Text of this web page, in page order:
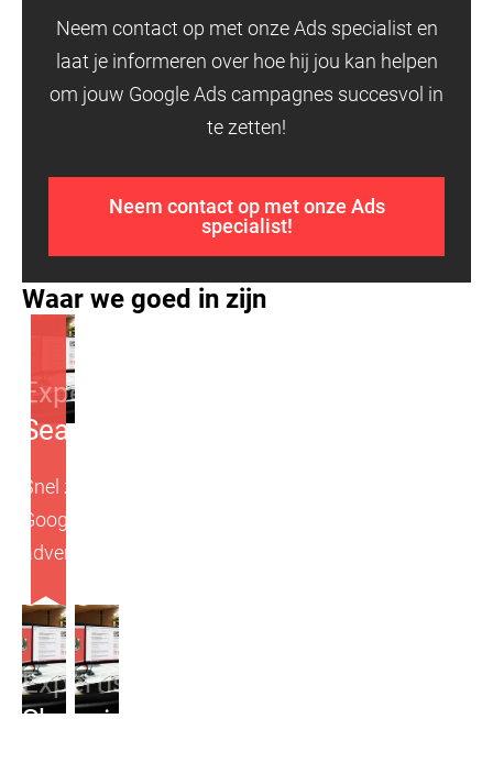
Neem contact op met onze Ads specialist en
laat je informeren over hoe hij jou kan helpen
om jouw Google Ads campagnes succesvol in
te zetten!
Neem contact op met onze Ads
specialist!
Waar we goed in zijn
Expertises
Search Ads
Snel zichtbaar worden in de zoekresultaten van
Google? Search Ads maken het door middel van
advertenties mogelijk!
Expertises
Shopping Ads